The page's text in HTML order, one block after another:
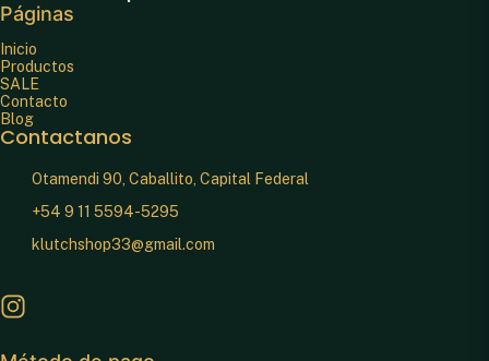
Páginas
Inicio
Productos
SALE
Contacto
Blog
Contactanos
Otamendi 90, Caballito, Capital Federal
+54 9 11 5594-5295
klutchshop33@gmail.com